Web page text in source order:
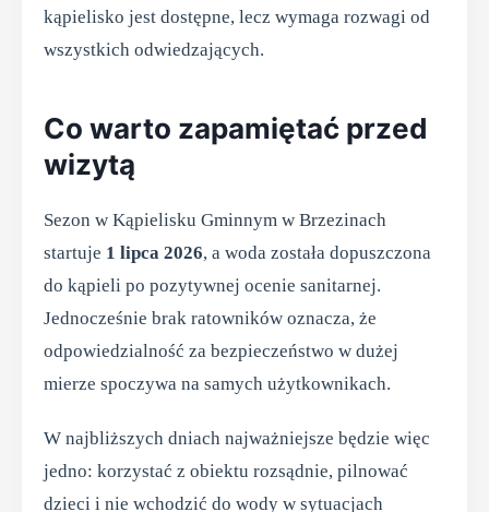
kąpielisko jest dostępne, lecz wymaga rozwagi od
wszystkich odwiedzających.
Co warto zapamiętać przed
wizytą
Sezon w Kąpielisku Gminnym w Brzezinach
startuje 1 lipca 2026, a woda została dopuszczona
do kąpieli po pozytywnej ocenie sanitarnej.
Jednocześnie brak ratowników oznacza, że
odpowiedzialność za bezpieczeństwo w dużej
mierze spoczywa na samych użytkownikach.
W najbliższych dniach najważniejsze będzie więc
jedno: korzystać z obiektu rozsądnie, pilnować
dzieci i nie wchodzić do wody w sytuacjach